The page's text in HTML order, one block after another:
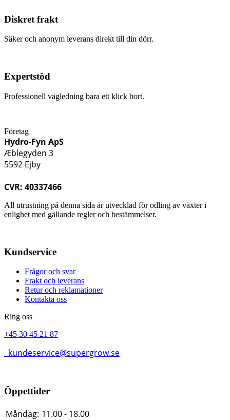
Diskret frakt
Säker och anonym leverans direkt till din dörr.
Expertstöd
Professionell vägledning bara ett klick bort.
Företag
Hydro-Fyn ApS
Æblegyden 3
5592 Ejby
CVR: 40337466
All utrustning på denna sida är utvecklad för odling av växter i
enlighet med gällande regler och bestämmelser.
Kundservice
Frågor och svar
Frakt och leverans
Retur och reklamationer
Kontakta oss
Ring oss
+45 30 45 21 87
kundeservice@supergrow.se
Öppettider
Måndag: 11.00 - 18.00